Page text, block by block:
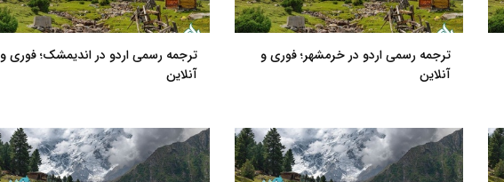
ترجمه رسمی اردو در خرمشهر؛ فوری و
آنلاین
ترجمه رسمی اردو در اندیمشک؛ فوری و
آنلاین